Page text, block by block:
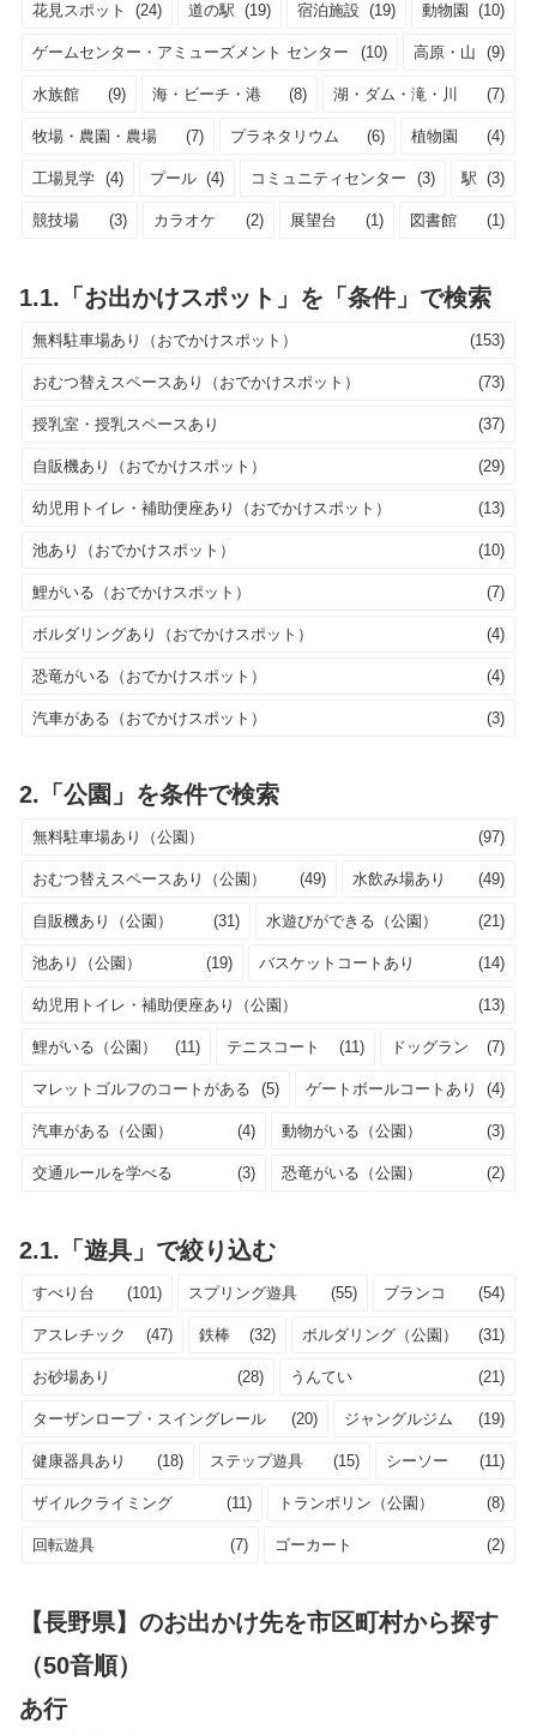
花見スポット (24) 道の駅 (19) 宿泊施設 (19) 動物園 (10)
ゲームセンター・アミューズメント センター (10) 高原・山 (9)
水族館 (9) 海・ビーチ・港 (8) 湖・ダム・滝・川 (7)
牧場・農園・農場 (7) プラネタリウム (6) 植物園 (4)
工場見学 (4) プール (4) コミュニティセンター (3) 駅 (3)
競技場 (3) カラオケ (2) 展望台 (1) 図書館 (1)
1.1.「お出かけスポット」を「条件」で検索
無料駐車場あり（おでかけスポット） (153)
おむつ替えスペースあり（おでかけスポット） (73)
授乳室・授乳スペースあり (37)
自販機あり（おでかけスポット） (29)
幼児用トイレ・補助便座あり（おでかけスポット） (13)
池あり（おでかけスポット） (10)
鯉がいる（おでかけスポット） (7)
ボルダリングあり（おでかけスポット） (4)
恐竜がいる（おでかけスポット） (4)
汽車がある（おでかけスポット） (3)
2.「公園」を条件で検索
無料駐車場あり（公園） (97)
おむつ替えスペースあり（公園） (49) 水飲み場あり (49)
自販機あり（公園） (31) 水遊びができる（公園） (21)
池あり（公園） (19) バスケットコートあり (14)
幼児用トイレ・補助便座あり（公園） (13)
鯉がいる（公園） (11) テニスコート (11) ドッグラン (7)
マレットゴルフのコートがある (5) ゲートボールコートあり (4)
汽車がある（公園） (4) 動物がいる（公園） (3)
交通ルールを学べる (3) 恐竜がいる（公園） (2)
2.1.「遊具」で絞り込む
すべり台 (101) スプリング遊具 (55) ブランコ (54)
アスレチック (47) 鉄棒 (32) ボルダリング（公園） (31)
お砂場あり (28) うんてい (21)
ターザンロープ・スイングレール (20) ジャングルジム (19)
健康器具あり (18) ステップ遊具 (15) シーソー (11)
ザイルクライミング (11) トランポリン（公園） (8)
回転遊具 (7) ゴーカート (2)
【長野県】のお出かけ先を市区町村から探す
（50音順）
あ行